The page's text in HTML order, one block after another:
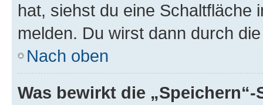
hat, siehst du eine Schaltfläche
melden. Du wirst dann durch
Nach oben
Was bewirkt die